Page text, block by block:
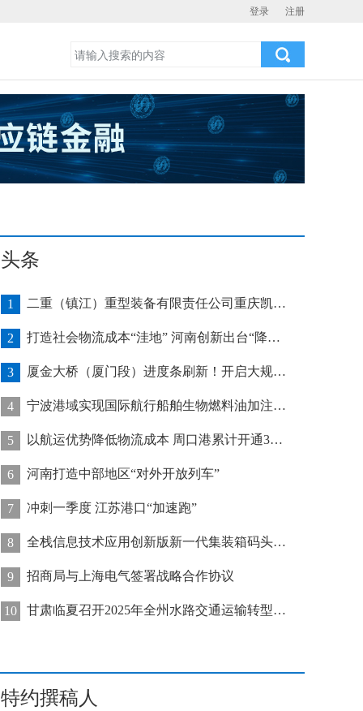
登录 注册
头条
1 二重（镇江）重型装备有限责任公司重庆凯瑞项目发运助力海上风电产业发展
2 打造社会物流成本“洼地” 河南创新出台“降本16条”
3 厦金大桥（厦门段）进度条刷新！开启大规模桥梁装配化施工新阶段
4 宁波港域实现国际航行船舶生物燃料油加注“零突破”
5 以航运优势降低物流成本 周口港累计开通32条集装箱航线
6 河南打造中部地区“对外开放列车”
7 冲刺一季度 江苏港口“加速跑”
8 全栈信息技术应用创新版新一代集装箱码头管控系统在天津港上线运行
9 招商局与上海电气签署战略合作协议
10 甘肃临夏召开2025年全州水路交通运输转型发展推进会
特约撰稿人